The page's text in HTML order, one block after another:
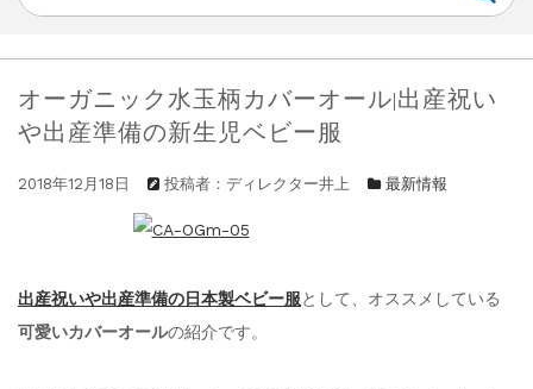
オーガニック水玉柄カバーオール|出産祝い
や出産準備の新生児ベビー服
2018年12月18日 投稿者：ディレクター井上 最新情報
出産祝いや出産準備の日本製ベビー服として、オススメしている
可愛いカバーオールの紹介です。